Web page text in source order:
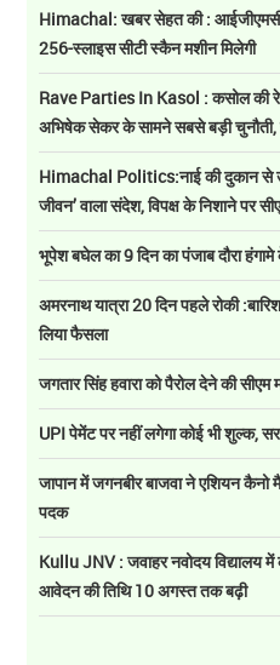
Himachal: खबर सेहत की :
256-स्लाइस सीटी स्कैन मशीन मिलेगी
Rave Parties In Kasol : कसोल की रेव
अभिषेक सेकर के सामने सबसे बड़ी
Himachal Politics:नाई की दुकान से
जीवन’ वाला संदेश, विपक्ष के निशाने पर
भूपेश बघेल का 9 दिन का पंजाब दौरा
अमरनाथ यात्रा 20 दिन पहले रोकी
लिया फैसला
जगतार सिंह हवारा को पैरोल देने की सीएम
UPI पेमेंट पर नहीं लगेगा कोई भी शुल्क,
जापान में जगनबीर बाजवा ने एशियन कैनो
पदक
Kullu JNV : जवाहर नवोदय विद्यालय
आवेदन की तिथि 10 अगस्त तक बढ़ी